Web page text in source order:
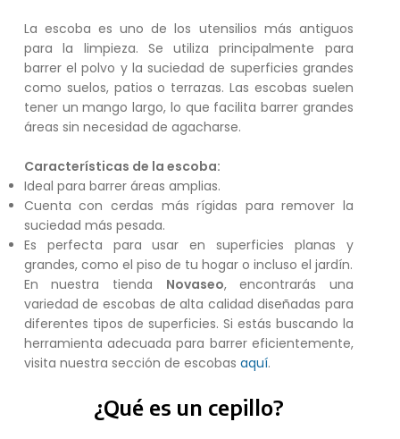
La escoba es uno de los utensilios más antiguos
para la limpieza. Se utiliza principalmente para
barrer el polvo y la suciedad de superficies grandes
como suelos, patios o terrazas. Las escobas suelen
tener un mango largo, lo que facilita barrer grandes
áreas sin necesidad de agacharse.
Características de la escoba:
Ideal para barrer áreas amplias.
Cuenta con cerdas más rígidas para remover la
suciedad más pesada.
Es perfecta para usar en superficies planas y
grandes, como el piso de tu hogar o incluso el jardín.
En nuestra tienda Novaseo, encontrarás una
variedad de escobas de alta calidad diseñadas para
diferentes tipos de superficies. Si estás buscando la
herramienta adecuada para barrer eficientemente,
visita nuestra sección de escobas aquí.
¿Qué es un cepillo?